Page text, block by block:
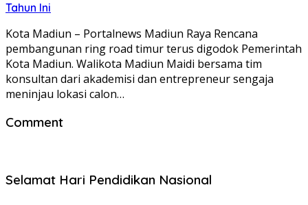
Tahun Ini
Kota Madiun – Portalnews Madiun Raya Rencana
pembangunan ring road timur terus digodok Pemerintah
Kota Madiun. Walikota Madiun Maidi bersama tim
konsultan dari akademisi dan entrepreneur sengaja
meninjau lokasi calon…
Comment
Selamat Hari Pendidikan Nasional